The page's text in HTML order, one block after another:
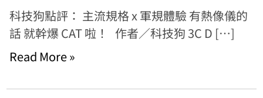
科技狗點評： 主流規格 x 軍規體驗 有熱像儀的
話 就幹爆 CAT 啦！ 作者／科技狗 3C D […]
Read More »